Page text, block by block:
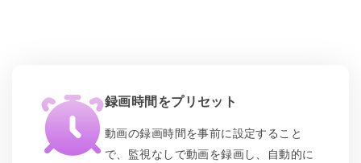
録画時間をプリセット
動画の録画時間を事前に設定すること
で、監視なしで動画を録画し、自動的に